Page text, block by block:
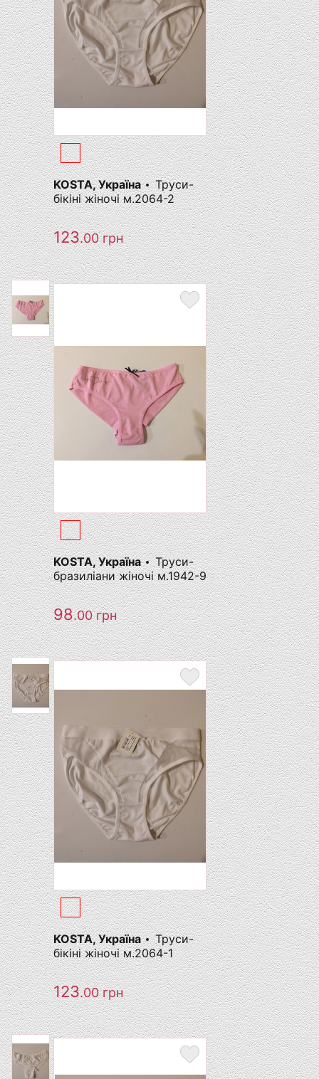
KOSTA, Україна
Труси-
бікіні жіночі м.2064-2
123.00грн
KOSTA, Україна
Труси-
бразиліани жіночі м.1942-9
98.00грн
KOSTA, Україна
Труси-
бікіні жіночі м.2064-1
123.00грн